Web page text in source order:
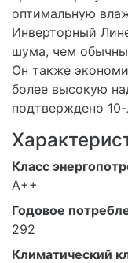
оптимальную
Инверторный
шума, чем
Он также
более высокую
подтверждено
Класс
A++
Годовое
292
Климатический